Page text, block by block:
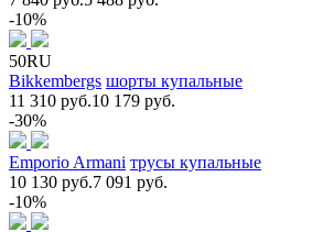
-10%
50RU
Bikkembergs шорты купальные
11 310 руб.10 179 руб.
-30%
Emporio Armani трусы купальные
10 130 руб.7 091 руб.
-10%